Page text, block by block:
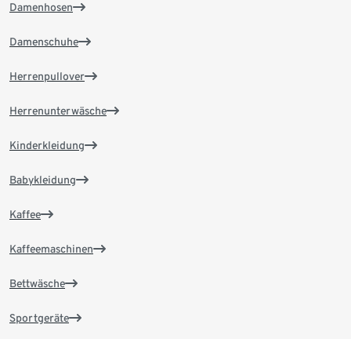
Damenhosen
Damenschuhe
Herrenpullover
Herrenunterwäsche
Kinderkleidung
Babykleidung
Kaffee
Kaffeemaschinen
Bettwäsche
Sportgeräte